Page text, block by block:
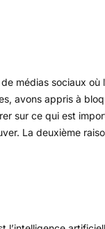
médias sociaux
avons appris à
sur ce qui est
La deuxième